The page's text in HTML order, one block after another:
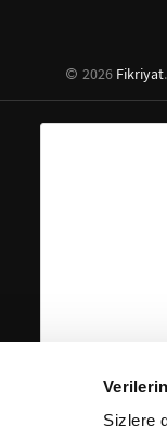
Sizlere
2026 Fikriyat